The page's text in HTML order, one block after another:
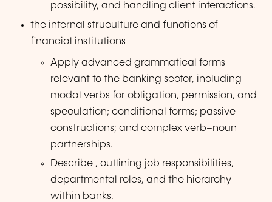
possibility, and handling client interactions.
the internal struculture and functions of
financial institutions
Apply advanced grammatical forms
relevant to the banking sector, including
modal verbs for obligation, permission, and
speculation; conditional forms; passive
constructions; and complex verb–noun
partnerships.
Describe , outlining job responsibilities,
departmental roles, and the hierarchy
within banks.